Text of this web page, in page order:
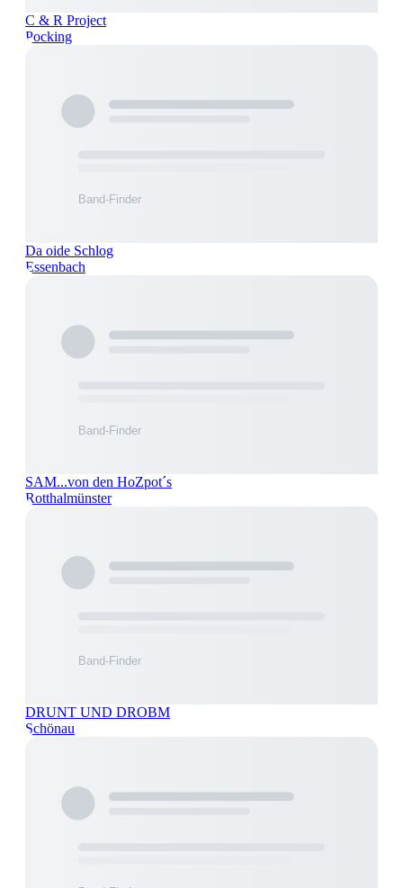
C & R Project
Pocking
Da oide Schlog
Essenbach
SAM...von den HoZpot´s
Rotthalmünster
DRUNT UND DROBM
Schönau